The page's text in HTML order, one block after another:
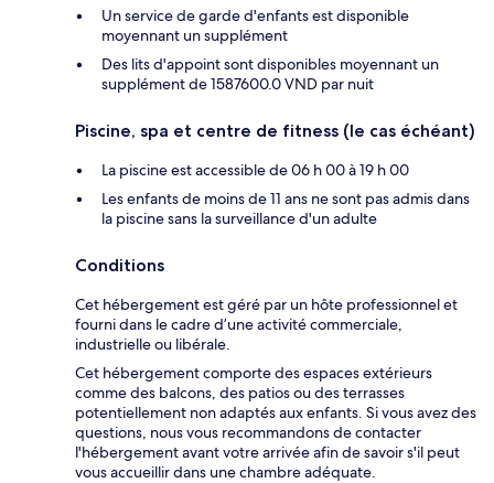
Un service de garde d'enfants est disponible
moyennant un supplément
Des lits d'appoint sont disponibles moyennant un
supplément de 1587600.0 VND par nuit
Piscine, spa et centre de fitness (le cas échéant)
La piscine est accessible de 06 h 00 à 19 h 00
Les enfants de moins de 11 ans ne sont pas admis dans
la piscine sans la surveillance d'un adulte
Conditions
Cet hébergement est géré par un hôte professionnel et
fourni dans le cadre d’une activité commerciale,
industrielle ou libérale.
Cet hébergement comporte des espaces extérieurs
comme des balcons, des patios ou des terrasses
potentiellement non adaptés aux enfants. Si vous avez des
questions, nous vous recommandons de contacter
l'hébergement avant votre arrivée afin de savoir s'il peut
vous accueillir dans une chambre adéquate.